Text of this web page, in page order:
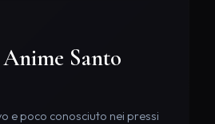
Santo
e poco conosciuto nei pressi